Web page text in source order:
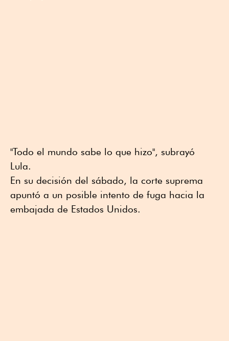
"Todo el mundo sabe lo que hizo", subrayó
Lula.
En su decisión del sábado, la corte suprema
apuntó a un posible intento de fuga hacia la
embajada de Estados Unidos.